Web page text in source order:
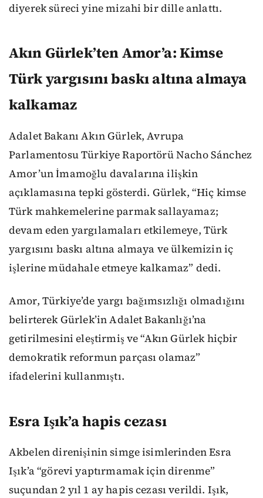
diyerek süreci yine mizahi bir dille anlattı.
Akın Gürlek’ten Amor’a: Kimse
Türk yargısını baskı altına almaya
kalkamaz
Adalet Bakanı Akın Gürlek, Avrupa
Parlamentosu Türkiye Raportörü Nacho Sánchez
Amor’un İmamoğlu davalarına ilişkin
açıklamasına tepki gösterdi. Gürlek, “Hiç kimse
Türk mahkemelerine parmak sallayamaz;
devam eden yargılamaları etkilemeye, Türk
yargısını baskı altına almaya ve ülkemizin iç
işlerine müdahale etmeye kalkamaz” dedi.
Amor, Türkiye’de yargı bağımsızlığı olmadığını
belirterek Gürlek’in Adalet Bakanlığı’na
getirilmesini eleştirmiş ve “Akın Gürlek hiçbir
demokratik reformun parçası olamaz”
ifadelerini kullanmıştı.
Esra Işık’a hapis cezası
Akbelen direnişinin simge isimlerinden Esra
Işık’a “görevi yaptırmamak için direnme”
suçundan 2 yıl 1 ay hapis cezası verildi. Işık,